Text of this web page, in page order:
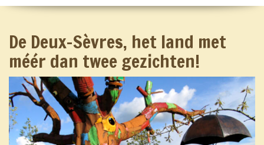
Jouw tour de France langs vier geweldige campings en gîtes
Contact
Algemene voorwaarden
Privacyverklaring SARL La Grosse Talle
De Deux-Sèvres, het land met
méér dan twee gezichten!